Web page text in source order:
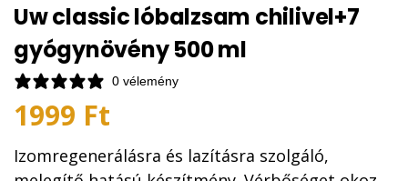
Uw classic lóbalzsam chilivel+7
gyógynövény 500 ml
0 vélemény
1999 Ft
Izomregenerálásra és lazításra szolgáló,